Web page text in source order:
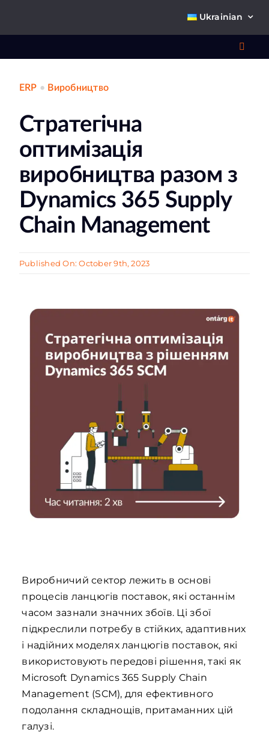
Ukrainian
ERP • Виробництво
Стратегічна
оптимізація
виробництва разом з
Dynamics 365 Supply
Chain Management
Published On: October 9th, 2023
Виробничий сектор лежить в основі
процесів ланцюгів поставок, які останнім
часом зазнали значних збоїв. Ці збої
підкреслили потребу в стійких, адаптивних
і надійних моделях ланцюгів поставок, які
використовують передові рішення, такі як
Microsoft Dynamics 365 Supply Chain
Management (SCM), для ефективного
подолання складнощів, притаманних цій
галузі.